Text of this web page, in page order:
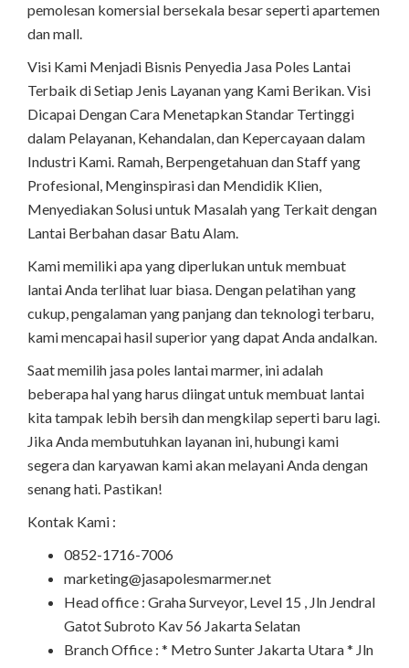
pemolesan komersial bersekala besar seperti apartemen
dan mall.
Visi Kami Menjadi Bisnis Penyedia Jasa Poles Lantai
Terbaik di Setiap Jenis Layanan yang Kami Berikan. Visi
Dicapai Dengan Cara Menetapkan Standar Tertinggi
dalam Pelayanan, Kehandalan, dan Kepercayaan dalam
Industri Kami. Ramah, Berpengetahuan dan Staff yang
Profesional, Menginspirasi dan Mendidik Klien,
Menyediakan Solusi untuk Masalah yang Terkait dengan
Lantai Berbahan dasar Batu Alam.
Kami memiliki apa yang diperlukan untuk membuat
lantai Anda terlihat luar biasa. Dengan pelatihan yang
cukup, pengalaman yang panjang dan teknologi terbaru,
kami mencapai hasil superior yang dapat Anda andalkan.
Saat memilih jasa poles lantai marmer, ini adalah
beberapa hal yang harus diingat untuk membuat lantai
kita tampak lebih bersih dan mengkilap seperti baru lagi.
Jika Anda membutuhkan layanan ini, hubungi kami
segera dan karyawan kami akan melayani Anda dengan
senang hati. Pastikan!
Kontak Kami :
0852-1716-7006
marketing@jasapolesmarmer.net
Head office : Graha Surveyor, Level 15 , Jln Jendral
Gatot Subroto Kav 56 Jakarta Selatan
Branch Office : * Metro Sunter Jakarta Utara * Jln